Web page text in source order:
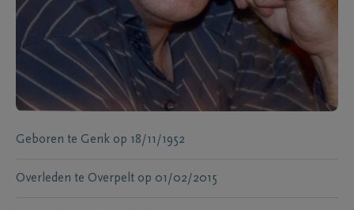
Geboren te Genk op 18/11/1952
Overleden te Overpelt op 01/02/2015